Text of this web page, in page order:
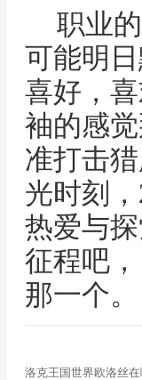
职业
可能明
喜好，
袖的感
准打击
光时刻
热爱与
征程吧
那一个。
洛克王国世界欧洛丝